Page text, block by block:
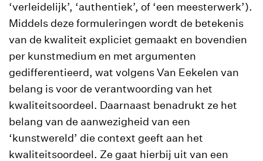
‘verleidelijk’, ‘authentiek’, of ‘een meesterwerk’).
Middels deze formuleringen wordt de betekenis
van de kwaliteit expliciet gemaakt en bovendien
per kunstmedium en met argumenten
gedifferentieerd, wat volgens Van Eekelen van
belang is voor de verantwoording van het
kwaliteitsoordeel. Daarnaast benadrukt ze het
belang van de aanwezigheid van een
‘kunstwereld’ die context geeft aan het
kwaliteitsoordeel. Ze gaat hierbij uit van een